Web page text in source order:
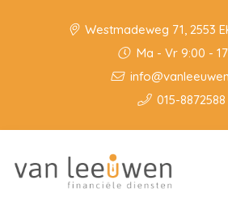
Westmadeweg 71, 2553
Ma - Vr 9:00 -
015-8872588